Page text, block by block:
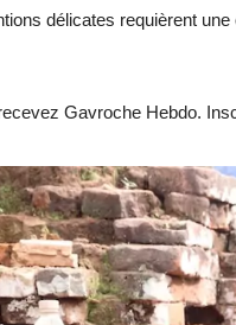
délicates requièrent
Gavroche Hebdo.